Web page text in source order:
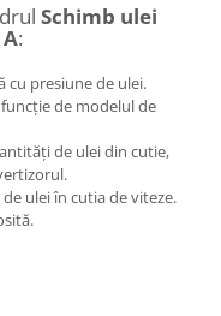
Schimb ulei
:
cu presiune de ulei.
de modelul de
de ulei din cutie,
ulei în cutia de viteze.